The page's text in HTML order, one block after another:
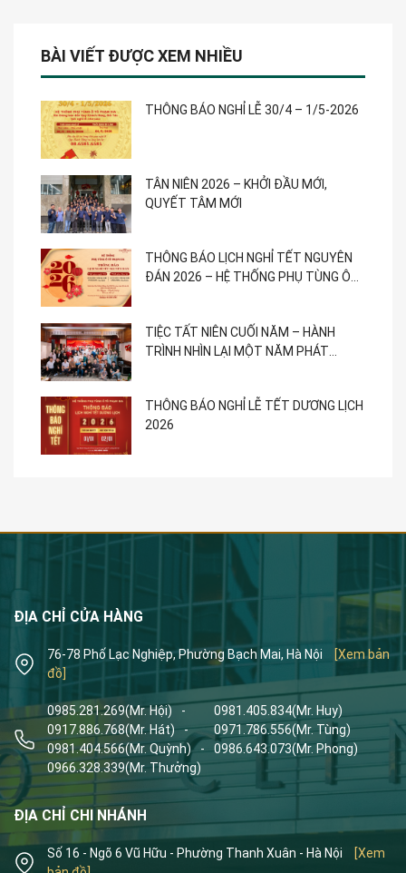
BÀI VIẾT ĐƯỢC XEM NHIỀU
THÔNG BÁO NGHỈ LỄ 30/4 – 1/5-2026
TÂN NIÊN 2026 – KHỞI ĐẦU MỚI,
QUYẾT TÂM MỚI
THÔNG BÁO LỊCH NGHỈ TẾT NGUYÊN
ĐÁN 2026 – HỆ THỐNG PHỤ TÙNG Ô
TIỆC TẤT NIÊN CUỐI NĂM – HÀNH
TRÌNH NHÌN LẠI MỘT NĂM PHÁT
THÔNG BÁO NGHỈ LỄ TẾT DƯƠNG LỊCH
2026
ĐỊA CHỈ CỬA HÀNG
76-78 Phố Lạc Nghiệp, Phường Bạch Mai, Hà Nội
[Xem bản
đồ]
0985.281.269(Mr. Hội) - 0981.405.834(Mr. Huy)
0917.886.768(Mr. Hát) - 0971.786.556(Mr. Tùng)
0981.404.566(Mr. Quỳnh) - 0986.643.073(Mr. Phong)
0966.328.339(Mr. Thưởng)
ĐỊA CHỈ CHI NHÁNH
Số 16 - Ngõ 6 Vũ Hữu - Phường Thanh Xuân - Hà Nội
[Xem